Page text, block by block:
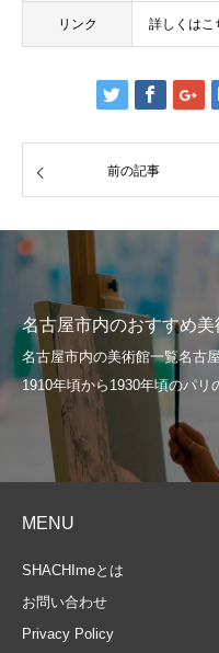
リンク 詳しくはこ
前の記事
名古屋市内のおすすめ
MENU
SHACHImeとは
お問い合わせ
Privacy Policy